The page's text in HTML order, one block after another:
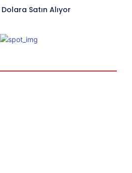
Satın Alıyor